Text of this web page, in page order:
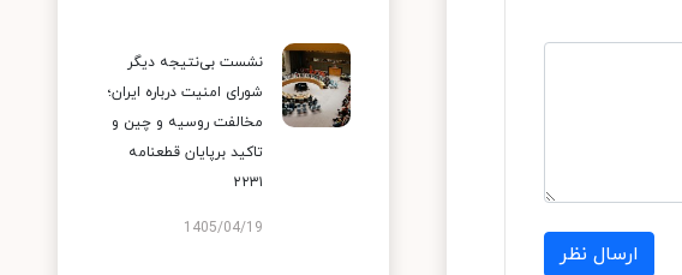
ارسال نظر
نشست بی‌نتیجه دیگر
شورای امنیت درباره ایران؛
مخالفت روسیه و چین و
تاکید برپایان قطعنامه
۲۲۳۱
1405/04/19